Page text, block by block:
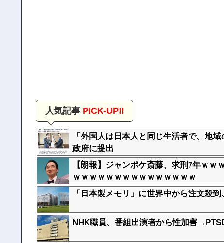
人気記事PICK-UP!!
「外国人は日本人と同じ生活者で、地
政府に提出
【朗報】ジャンポケ斎藤、求刑7年ｗ
ｗｗｗｗｗｗｗｗｗｗｗｗｗｗｗ
「日本製メモリ」に世界中から注文殺
NHK職員、番組出演者から性加害